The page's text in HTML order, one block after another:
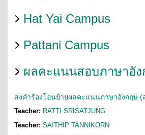
Hat Yai Campus
Pattani Campus
ผลคะแนนสอบภาษาอั
ส่งคำร้องโอนย้ายผลคะแนนภาษาอังกฤษ (
Teacher: RATTI SRISATJUNG
Teacher: SAITHIP TANNIKORN